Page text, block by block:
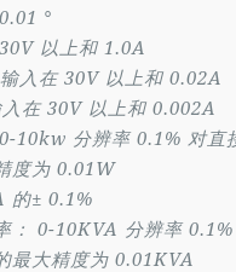
°
以上和 1.0A
入在 30V 以上和 0.02A
在 30V 以上和 0.002A
10kw 分辨率 0.1% 对直
度为 0.01W
的± 0.1%
： 0-10KVA 分辨率
最大精度为 0.01KVA